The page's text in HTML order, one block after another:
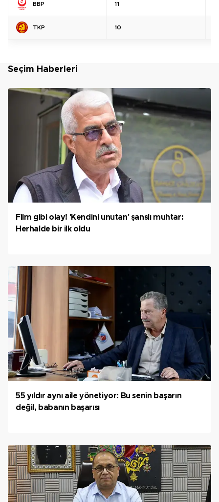
BBP 11
TKP 10
Seçim Haberleri
Film gibi olay! 'Kendini unutan' şanslı muhtar:
Herhalde bir ilk oldu
55 yıldır aynı aile yönetiyor: Bu senin başarın
değil, babanın başarısı